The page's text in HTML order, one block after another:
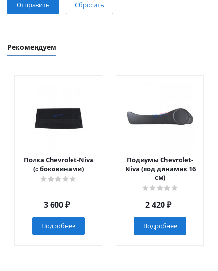
Сбросить
Рекомендуем
Полка Chevrolet-Niva
(с боковинами)
3 600₽
Подробнее
Подиумы Chevrolet-
Niva (под динамик 16
см)
2 420₽
Подробнее